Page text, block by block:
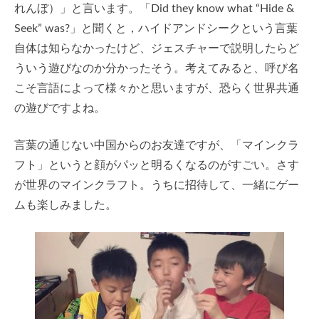
れんぼ）」と言います。「Did they know what “Hide &
Seek” was?」と聞くと，ハイドアンドシークという言葉
自体は知らなかったけど、ジェスチャーで説明したらど
ういう遊びなのか分かったそう。考えてみると、呼び名
こそ言語によって様々かと思いますが、恐らく世界共通
の遊びですよね。
言葉の通じない中国からのお友達ですが、「マインクラ
フト」というと顔がパッと明るくなるのがすごい。さす
が世界のマインクラフト。うちに招待して、一緒にゲー
ムも楽しみました。